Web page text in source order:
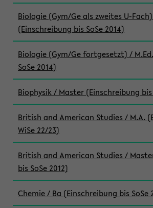
Biologie (Gym/Ge als zweites U-
(Einschreibung bis SoSe 2014)
Biologie (Gym/Ge fortgesetzt) /
SoSe 2014)
Biophysik / Master (Einschreibung bis
British and American Studies / M.A.
WiSe 22/23)
British and American Studies /
bis SoSe 2012)
Chemie / Ba (Einschreibung bis SoSe